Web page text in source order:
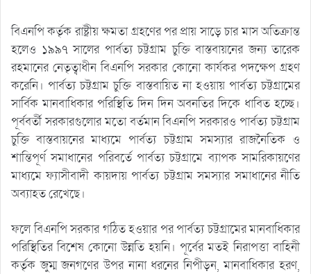
বিএনপি কর্তৃক রাষ্ট্রীয় ক্ষমতা গ্রহণের পর প্রায় সাড়ে চার মাস অতিক্রান্ত
হলেও ১৯৯৭ সালের পার্বত্য চট্টগ্রাম চুক্তি বাস্তবায়নের জন্য তারেক
রহমানের নেতৃত্বাধীন বিএনপি সরকার কোনো কার্যকর পদক্ষেপ গ্রহণ
করেনি। পার্বত্য চট্টগ্রাম চুক্তি বাস্তবায়িত না হওয়ায় পার্বত্য চট্টগ্রামের
সার্বিক মানবাধিকার পরিস্থিতি দিন দিন অবনতির দিকে ধাবিত হচ্ছে।
পূর্ববর্তী সরকারগুলোর মতো বর্তমান বিএনপি সরকারও পার্বত্য চট্টগ্রাম
চুক্তি বাস্তবায়নের মাধ্যমে পার্বত্য চট্টগ্রাম সমস্যার রাজনৈতিক ও
শান্তিপূর্ণ সমাধানের পরিবর্তে পার্বত্য চট্টগ্রামে ব্যাপক সামরিকায়ণের
মাধ্যমে ফ্যাসীবাদী কায়দায় পার্বত্য চট্টগ্রাম সমস্যার সমাধানের নীতি
অব্যাহত রেখেছে।
ফলে বিএনপি সরকার গঠিত হওয়ার পর পার্বত্য চট্টগ্রামের মানবাধিকার
পরিস্থিতির বিশেষ কোনো উন্নতি হয়নি। পূর্বের মতই নিরাপত্তা বাহিনী
কর্তৃক জুম্ম জনগণের উপর নানা ধরনের নিপীড়ন, মানবাধিকার হরণ,